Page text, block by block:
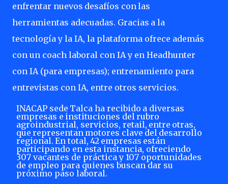
enfrentar nuevos desafíos con las
herramientas adecuadas. Gracias a la
tecnología y la IA, la plataforma ofrece además
con un coach laboral con IA y en Headhunter
con IA (para empresas); entrenamiento para
entrevistas con IA, entre otros servicios.
INACAP sede Talca ha recibido a diversas
empresas e instituciones delrubro
agroindustrial, servicios, retail, entre otras,
que representan motores clave del desarrollo
regional. En total, 42 empresas están
participando en esta instancia, ofreciendo
307 vacantes de práctica y 107 oportunidades
de empleo para quienes buscan dar su
próximo paso laboral.